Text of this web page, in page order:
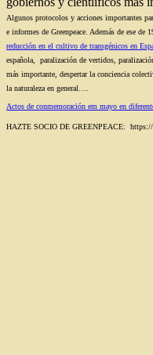
Algunos protocolos y acciones importantes
e informes de Greenpeace. Además de ese de
reducción en el cultivo de transgénicos en
española, paralización de vertidos,
más importante, despertar la conciencia
la naturaleza en general….
Actos de conmemoración em mayo en
HAZTE SOCIO DE GREENPEACE: https://